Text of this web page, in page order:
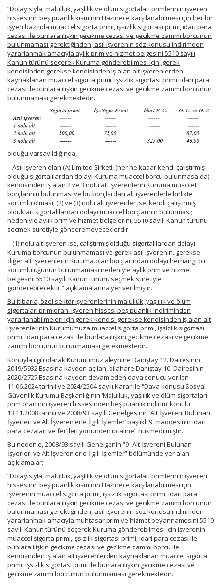
“Dolayısıyla, malullük, yaşlılık ve ölüm sigortaları primlerinin işveren
hissesinin beş puanlık kısmının Hazinece karşılanabilmesi için her bir
işyeri bazında muaccel sigorta primi, işsizlik sigortası primi, idari para
cezası ile bunlara ilişkin gecikme cezası ve gecikme zammı borcunun
bulunmaması gerektiğinden, asıl işverenin söz konusu indirimden
yararlanmak amacıyla aylık prim ve hizmet belgesini 5510 sayılı
Kanun türünü seçerek Kuruma gönderebilmesi için, gerek
kendisinden gerekse kendisinden iş alan alt işverenlerden
kaynaklanan muaccel sigorta primi, işsizlik sigortası primi, idari para
cezası ile bunlara ilişkin gecikme cezası ve gecikme zammı borcunun
bulunmaması gerekmektedir.
olduğu varsayıldığında,
– Asıl işveren olan (A) Limited Şirketi, (her ne kadar kendi çalıştırmış
olduğu sigortalılardan dolayı Kuruma muaccel borcu bulunmasa da)
kendisinden iş alan 2 ve 3 nolu alt işverenlerin Kuruma muaccel
borçlarının bulunması ve bu borçlardan alt işverenlerle birlikte
sorumlu olması; (2) ve (3) nolu alt işverenler ise, kendi çalıştırmış
oldukları sigortalılardan dolayı muaccel borçlarının bulunması;
nedeniyle aylık prim ve hizmet belgelerini, 5510 sayılı Kanun türünü
seçmek suretiyle gönderemeyeceklerdir.
– (1) nolu alt işveren ise, çalıştırmış olduğu sigortalılardan dolayı
Kuruma borcunun bulunmaması ve gerek asıl işverenin, gerekse
diğer alt işverenlerin Kuruma olan borçlarından dolayı herhangi bir
sorumluluğunun bulunmaması nedeniyle aylık prim ve hizmet
belgesini 5510 sayılı Kanun türünü seçmek suretiyle
gönderebilecektir.” açıklamalarına yer verilmiştir.
Bu itibarla, özel sektör işverenlerinin malullük, yaşlılık ve ölüm
sigortaları prim oranı işveren hissesi beş puanlık indiriminden
yararlanabilmeleri için gerek kendisi gerekse kendisinden iş alan alt
işverenlerinin Kurumumuza muaccel sigorta primi, işsizlik sigortası
primi, idari para cezası ile bunlara ilişkin gecikme cezası ve gecikme
zammı borcunun bulunmaması gerekmektedir.
Konuyla ilgili olarak Kurumumuz aleyhine Danıştay 12. Dairesinin
2019/5932 Esasına kayden açılan, bilahare Danıştay 10. Dairesinin
2020/2727 Esasına kayden devam eden dava sonucu verilen
11.06.2024 tarihli ve 2024/2504 sayılı Karar ile “Dava konusu Sosyal
Güvenlik Kurumu Başkanlığının ‘Malulluk, yaşlılık ve ölüm sigortaları
prim oranının işveren hissesinden beş puanlık indirim’ konulu
13.11.2008 tarihli ve 2008/93 sayılı Genelgesinin ‘Alt İşvereni Bulunan
İşyerleri ve Alt İşverenlerle İlgili İşlemler’ başlıklı 9. maddesinin idari
para cezaları ve fer’ileri yönünden iptaline” hükmedilmiştir.
Bu nedenle, 2008/93 sayılı Genelgenin “9- Alt İşvereni Bulunan
İşyerleri ve Alt İşverenlerle İlgili İşlemler” bölümünde yer alan
açıklamalar;
“Dolayısıyla, malullük, yaşlılık ve ölüm sigortaları primlerinin işveren
hissesinin beş puanlık kısmının Hazinece karşılanabilmesi için
işverenin muaccel sigorta primi, işsizlik sigortası primi, idari para
cezası ile bunlara ilişkin gecikme cezası ve gecikme zammı borcunun
bulunmaması gerektiğinden, asıl işverenin söz konusu indirimden
yararlanmak amacıyla muhtasar prim ve hizmet beyannamesini 5510
sayılı Kanun türünü seçerek Kuruma gönderebilmesi için işverenin
muaccel sigorta primi, işsizlik sigortası primi, idari para cezası ile
bunlara ilişkin gecikme cezası ve gecikme zammı borcu ile
kendisinden iş alan alt işverenlerden kaynaklanan muaccel sigorta
primi, işsizlik sigortası primi ile bunlara ilişkin gecikme cezası ve
gecikme zammı borcunun bulunmaması gerekmektedir.